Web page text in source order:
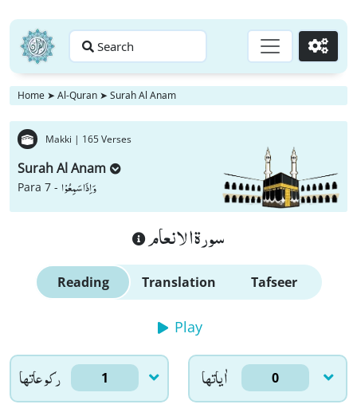
Search Go
Home ➤ Al-Quran ➤ Surah Al Anam
Makki | 165 Verses
Surah Al Anam
Para 7 - وَ اِذَا سَمِعُوْا
سورة الانعام
Reading Translation Tafseer
Play
ركوعاتها 1 اٰياتها 0